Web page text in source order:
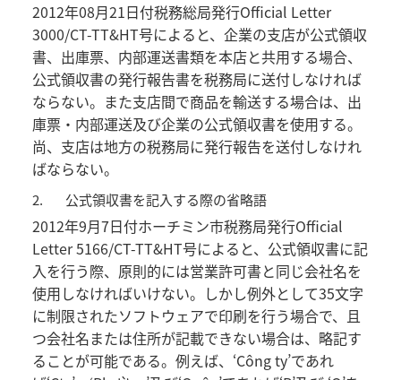
2012年08月21日付税務総局発行Official Letter
3000/CT-TT&HT号によると、企業の支店が公式領収
書、出庫票、内部運送書類を本店と共用する場合、
公式領収書の発行報告書を税務局に送付しなければ
ならない。また支店間で商品を輸送する場合は、出
庫票・内部運送及び企業の公式領収書を使用する。
尚、支店は地方の税務局に発行報告を送付しなけれ
ばならない。
2. 公式領収書を記入する際の省略語
2012年9月7日付ホーチミン市税務局発行Official
Letter 5166/CT-TT&HT号によると、公式領収書に記
入を行う際、原則的には営業許可書と同じ会社名を
使用しなければいけない。しかし例外として35文字
に制限されたソフトウェアで印刷を行う場合で、且
つ会社名または住所が記載できない場合は、略記す
ることが可能である。例えば、‘Công ty’であれ